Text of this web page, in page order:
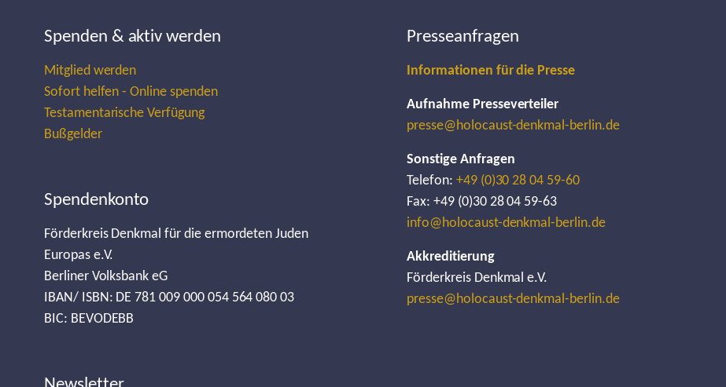
Spenden & aktiv werden
Mitglied werden
Sofort helfen - Online spenden
Testamentarische Verfügung
Bußgelder
Spendenkonto
Förderkreis Denkmal für die ermordeten Juden
Europas e.V.
Berliner Volksbank eG
IBAN/ ISBN: DE 781 009 000 054 564 080 03
BIC: BEVODEBB
Presseanfragen
Informationen für die Presse
Aufnahme Presseverteiler
presse@holocaust-denkmal-berlin.de
Sonstige Anfragen
Telefon: +49 (0)30 28 04 59-60
Fax: +49 (0)30 28 04 59-63
info@holocaust-denkmal-berlin.de
Akkreditierung
Förderkreis Denkmal e.V.
presse@holocaust-denkmal-berlin.de